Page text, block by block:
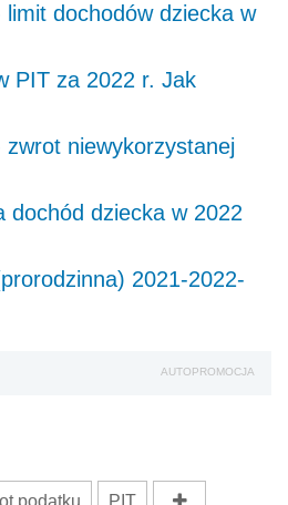
dochodów dziecka w
PIT za 2022 r. Jak
niewykorzystanej
dochód dziecka w 2022
2021-2022-
AUTOPROMOCJA